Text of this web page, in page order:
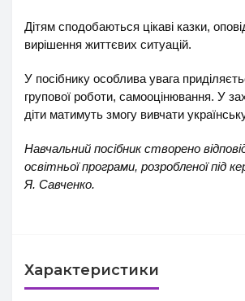
Дітям сподобаються цікаві казки,
вирішення життєвих ситуацій.
У посібнику особлива увага
групової роботи, самооцінювання. У
діти матимуть змогу вивчати
Навчальний посібник створено
освітньої програми, розробленої під
Я. Савченко.
Характеристики